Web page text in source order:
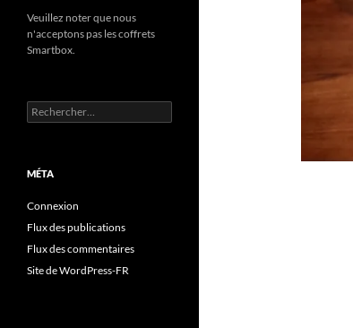
Veuillez noter que nous
n'acceptons pas les coffrets
Smartbox.
Rechercher :
MÉTA
Connexion
Flux des publications
Flux des commentaires
Site de WordPress-FR